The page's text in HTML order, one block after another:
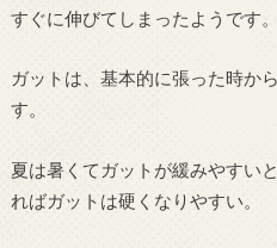
すぐに伸びてしまったようです。
ガットは、基本的に張った時か
す。
夏は暑くてガットが緩みやすい
ればガットは硬くなりやすい。